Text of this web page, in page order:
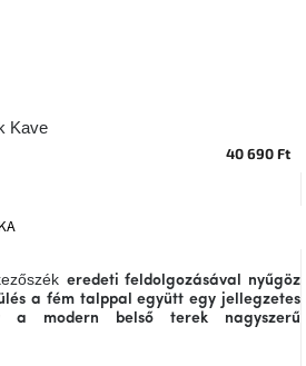
Kave
40 690 Ft
eredeti feldolgozásával nyűgöz
a fém talppal együtt egy jellegzetes
modern belső terek nagyszerű